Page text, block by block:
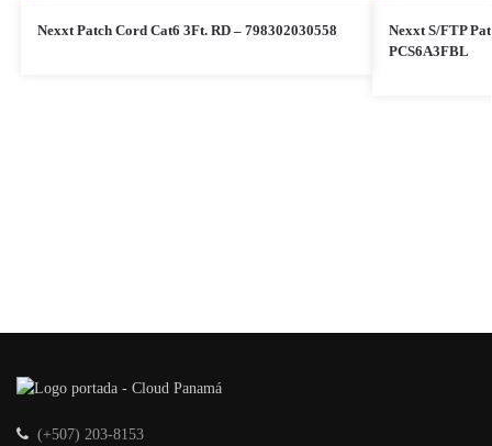
Nexxt Patch Cord Cat6 3Ft. RD – 798302030558
Nexxt S/FTP
PCS6A3FBL
(+507) 203-8153